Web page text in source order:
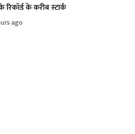
के करीब स्टार्क
ago